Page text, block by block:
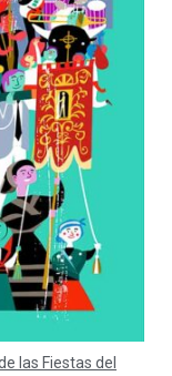
las Fiestas del